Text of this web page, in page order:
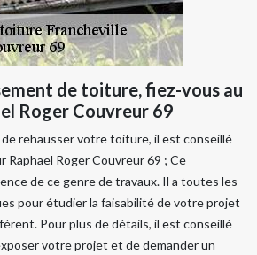
de toiture, fiez-vous au
Roger Couvreur 69
de rehausser votre toiture, il est conseillé
Raphael Roger Couvreur 69 ; Ce
de ce genre de travaux. Il a toutes les
pour étudier la faisabilité de votre projet
Pour plus de détails, il est conseillé
votre projet et de demander un